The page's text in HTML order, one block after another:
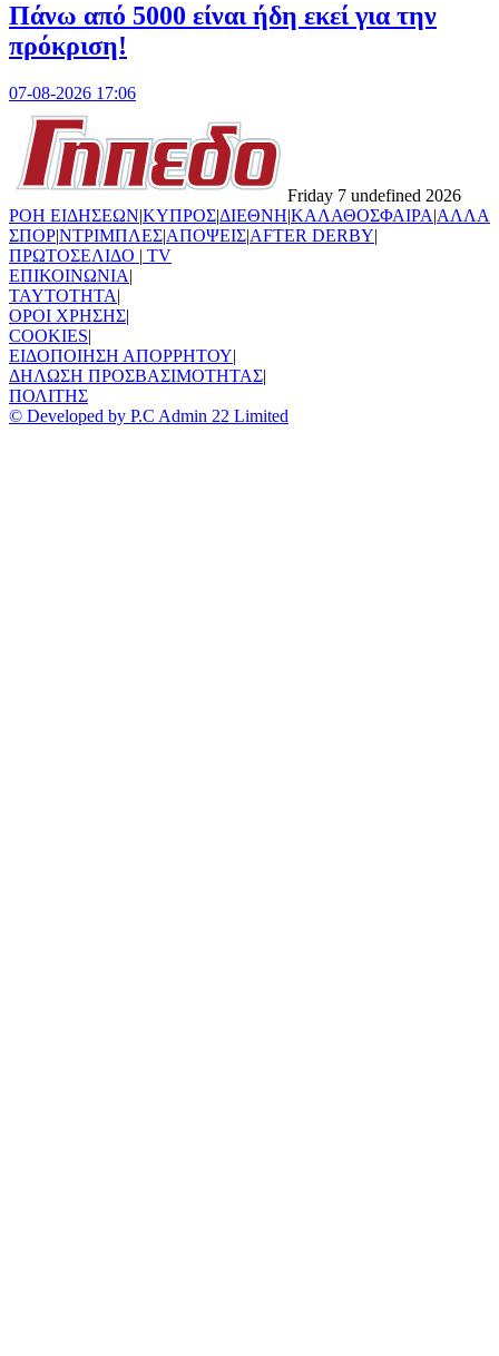
Πάνω από 5000 είναι ήδη εκεί για την
πρόκριση!
07-08-2026 17:06
Friday 7 undefined 2026
ΡΟΗ ΕΙΔΗΣΕΩΝ|ΚΥΠΡΟΣ|ΔΙΕΘΝΗ|ΚΑΛΑΘΟΣΦΑΙΡΑ|ΑΛΛΑ
ΣΠΟΡ|ΝΤΡΙΜΠΛΕΣ|ΑΠΟΨΕΙΣ|AFTER DERBY|
ΠΡΩΤΟΣΕΛΙΔΟ | TV
ΕΠΙΚΟΙΝΩΝΙΑ|
TAYTOTHTA|
ΟΡΟΙ ΧΡΗΣΗΣ|
COOKIES|
ΕΙΔΟΠΟΙΗΣΗ ΑΠΟΡΡΗΤΟΥ|
ΔΗΛΩΣΗ ΠΡΟΣΒΑΣΙΜΟΤΗΤΑΣ|
ΠΟΛΙΤΗΣ
© Developed by P.C Admin 22 Limited